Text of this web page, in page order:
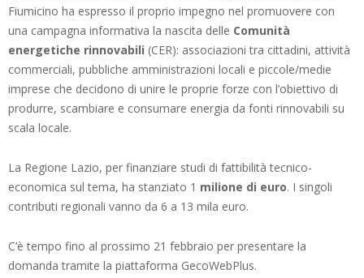
Fiumicino ha espresso il proprio impegno nel promuovere con
una campagna informativa la nascita delle Comunità
energetiche rinnovabili (CER): associazioni tra cittadini, attività
commerciali, pubbliche amministrazioni locali e piccole/medie
imprese che decidono di unire le proprie forze con l’obiettivo di
produrre, scambiare e consumare energia da fonti rinnovabili su
scala locale.
La Regione Lazio, per finanziare studi di fattibilità tecnico-
economica sul tema, ha stanziato 1 milione di euro. I singoli
contributi regionali vanno da 6 a 13 mila euro.
C’è tempo fino al prossimo 21 febbraio per presentare la
domanda tramite la piattaforma GecoWebPlus.